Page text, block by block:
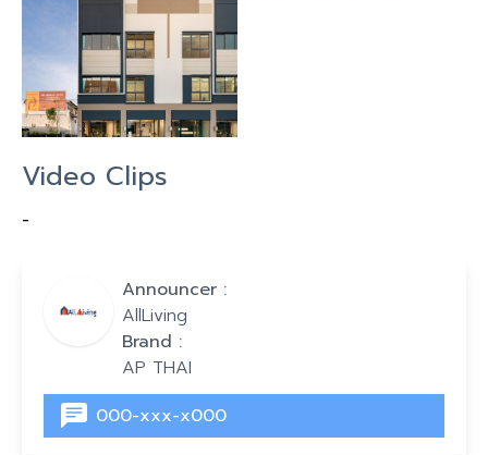
Video Clips
-
Announcer :
AllLiving
Brand :
AP THAI
000-xxx-x000